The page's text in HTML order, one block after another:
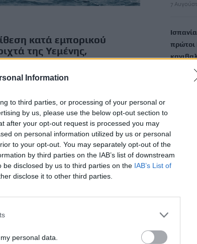
Information
to third parties, or processing of your personal or
by us, please use the below opt-out section to
after your opt-out request is processed you may
on personal information utilized by us or personal
to your opt-out. You may separately opt-out of the
by third parties on the IAB’s list of downstream
disclosed by us to third parties on the IAB’s List of
disclose it to other third parties.
personal data.
κατά εμπορικού
της Υεμένης,
τα πυρά η ομάδα
του Κόλπου του Άντεν, όταν
δέχθηκε…
18 Ιουνίου, 2026
7
πρώτοι
7
7
ΗΠΑ:
7
Το